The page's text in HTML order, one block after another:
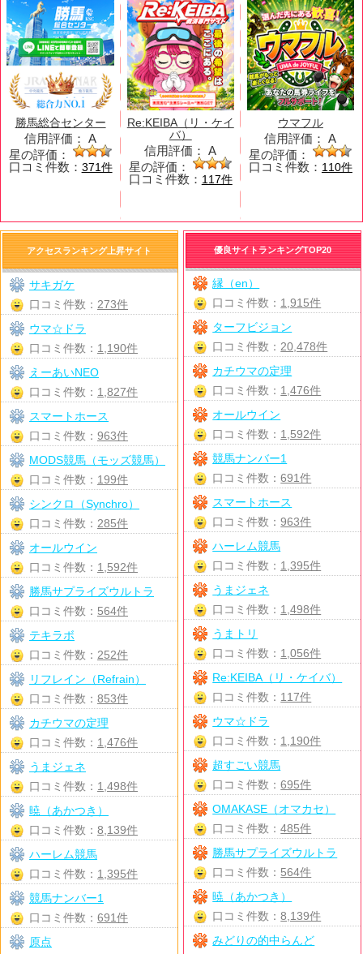
勝馬総合センター
信用評価： A
星の評価：
口コミ件数： 371件
Re:KEIBA（リ・ケイ
バ）
信用評価：
A
星の評価：
口コミ件数： 117件
ウマフル
信用評価：
A
星の評価：
口コミ件数： 110件
優良サイトランキングTOP20
縁（en）
口コミ件数： 1,915件
ターフビジョン
口コミ件数： 20,478件
カチウマの定理
口コミ件数： 1,476件
オールウイン
口コミ件数： 1,592件
競馬ナンバー1
口コミ件数：691件
スマートホース
口コミ件数：963件
ハーレム競馬
口コミ件数： 1,395件
うまジェネ
口コミ件数： 1,498件
うまトリ
口コミ件数： 1,056件
Re:KEIBA（リ・ケイバ）
口コミ件数： 117件
ウマ☆ドラ
口コミ件数： 1,190件
超すごい競馬
口コミ件数：695件
OMAKASE（オマカセ）
口コミ件数：485件
勝馬サプライズウルトラ
口コミ件数： 564件
暁（あかつき）
口コミ件数：8,139件
みどりの的中らんど
アクセスランキング上昇サイト
サキガケ
口コミ件数： 273件
ウマ☆ドラ
口コミ件数： 1,190件
えーあいNEO
口コミ件数： 1,827件
スマートホース
口コミ件数： 963件
MODS競馬（モッズ競馬）
口コミ件数： 199件
シンクロ（Synchro）
口コミ件数： 285件
オールウイン
口コミ件数： 1,592件
勝馬サプライズウルトラ
口コミ件数： 564件
テキラボ
口コミ件数： 252件
リフレイン（Refrain）
口コミ件数： 853件
カチウマの定理
口コミ件数： 1,476件
うまジェネ
口コミ件数： 1,498件
暁（あかつき）
口コミ件数： 8,139件
ハーレム競馬
口コミ件数： 1,395件
競馬ナンバー1
口コミ件数： 691件
原点